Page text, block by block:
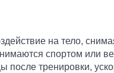
на тело,
спортом или
тренировки,